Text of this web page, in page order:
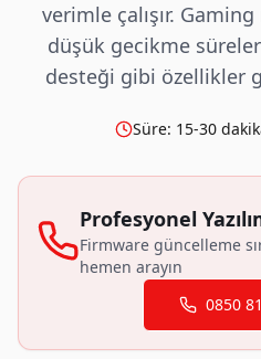
verimle çalışır.
düşük gecikme
desteği gibi özellikler
Süre: 15-30
Profesyonel
Firmware güncelleme
hemen arayın
0850